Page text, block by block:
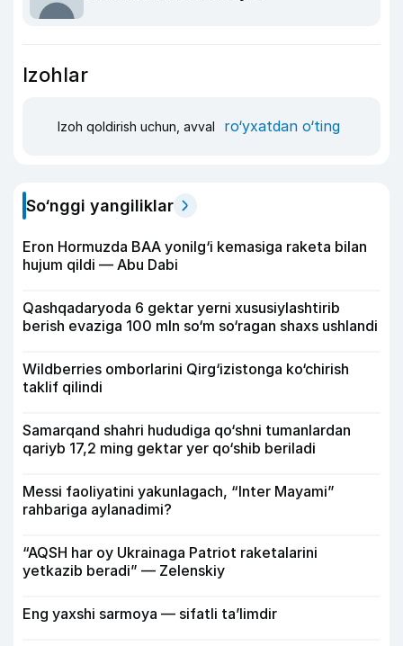
Izohlar
Izoh qoldirish uchun, avval ro‘yxatdan o‘ting
So‘nggi yangiliklar
Eron Hormuzda BAA yonilg‘i kemasiga raketa bilan
hujum qildi — Abu Dabi
Qashqadaryoda 6 gektar yerni xususiylashtirib
berish evaziga 100 mln so‘m so‘ragan shaxs ushlandi
Wildberries omborlarini Qirg‘izistonga ko‘chirish
taklif qilindi
Samarqand shahri hududiga qo‘shni tumanlardan
qariyb 17,2 ming gektar yer qo‘shib beriladi
Messi faoliyatini yakunlagach, “Inter Mayami”
rahbariga aylanadimi?
“AQSH har oy Ukrainaga Patriot raketalarini
yetkazib beradi” — Zelenskiy
Eng yaxshi sarmoya — sifatli ta’limdir